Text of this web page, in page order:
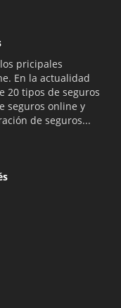
pricipales
En la actualidad
20 tipos de seguros
seguros online y
de seguros...